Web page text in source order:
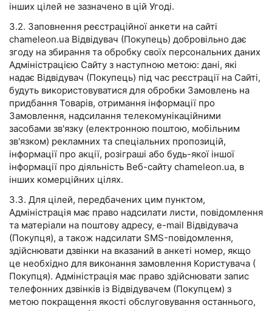
інших цілей не зазначено в цій Угоді.
3.2. Заповнення реєстраційної анкети на сайті
chameleon.ua Відвідувач (Покупець) добровільно дає
згоду на збирання та обробку своїх персональних даних
Адміністрацією Сайту з наступною метою: дані, які
надає Відвідувач (Покупець) під час реєстрації на Сайті,
будуть використовуватися для обробки Замовлень на
придбання Товарів, отримання інформації про
Замовлення, надсилання телекомунікаційними
засобами зв'язку (електронною поштою, мобільним
зв'язком) рекламних та спеціальних пропозицій,
інформації про акції, розіграші або будь-якої іншої
інформації про діяльність Веб-сайту chameleon.ua, в
інших комерційних цілях.
3.3. Для цілей, передбачених цим пунктом,
Адміністрація має право надсилати листи, повідомлення
та матеріали на поштову адресу, e-mail Відвідувача
(Покупця), а також надсилати SMS-повідомлення,
здійснювати дзвінки на вказаний в анкеті номер, якщо
це необхідно для виконання замовлення Користувача (
Покупця). Адміністрація має право здійснювати запис
телефонних дзвінків із Відвідувачем (Покупцем) з
метою покращення якості обслуговування останнього,